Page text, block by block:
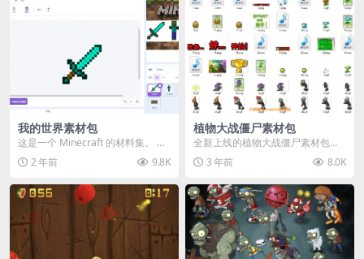
我的世界素材包
这是一个 Minecraft 的材料集。 操
作方法如下： 工具 → 右箭头 怪物...
2 年前 9.8K
植物大战僵尸素材包
全新上线的植物大战僵尸素材包，
内含48个精选资源，涵盖角色、场
景、音效等多样内容...
3 年前 8.0K